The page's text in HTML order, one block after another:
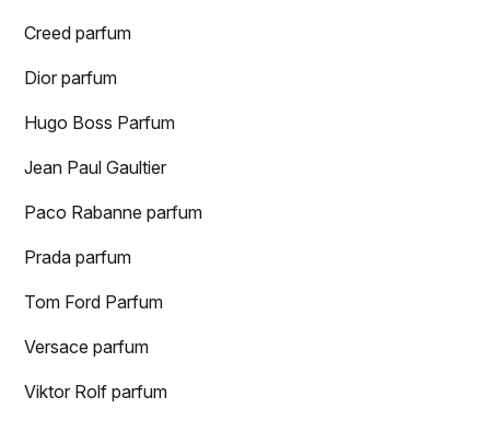
Creed parfum
Dior parfum
Hugo Boss Parfum
Jean Paul Gaultier
Paco Rabanne parfum
Prada parfum
Tom Ford Parfum
Versace parfum
Viktor Rolf parfum